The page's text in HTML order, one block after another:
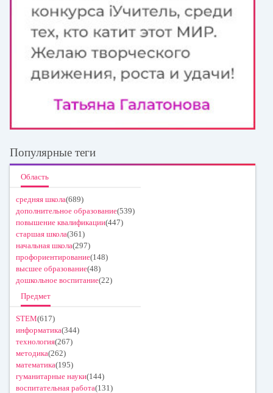
Популярные теги
Область
средняя школа(689)
дополнительное образование(539)
повышение квалификации(447)
старшая школа(361)
начальная школа(297)
профориентирование(148)
высшее образование(48)
дошкольное воспитание(22)
Предмет
STEM(617)
информатика(344)
технология(267)
методика(262)
математика(195)
гуманитарные науки(144)
воспитательная работа(131)